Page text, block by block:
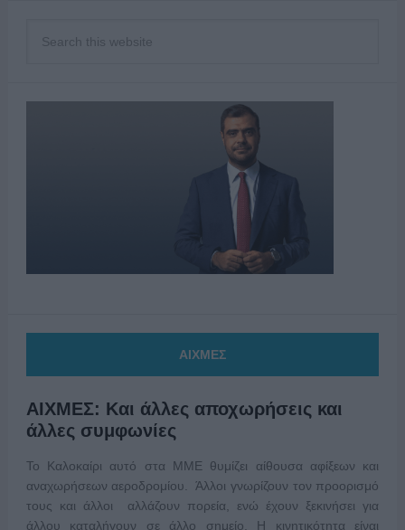
ΑΙΧΜΕΣ
ΑΙΧΜΕΣ: Και άλλες αποχωρήσεις και
άλλες συμφωνίες
Το Καλοκαίρι αυτό στα ΜΜΕ θυμίζει αίθουσα αφίξεων και
αναχωρήσεων αεροδρομίου. Άλλοι γνωρίζουν τον προορισμό
τους και άλλοι αλλάζουν πορεία, ενώ έχουν ξεκινήσει για
άλλου καταλήγουν σε άλλο σημείο. Η κινητικότητα είναι